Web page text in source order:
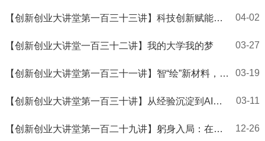
【创新创业大讲堂第一百三十三讲】科技创新赋能，
04-02
【创新创业大讲堂一百三十二讲】我的大学我的梦 03-27
【创新创业大讲堂第一百三十一讲】智“绘”新材料，
03-19
【创新创业大讲堂第一百三十讲】从经验沉淀到AI变
03-11
【创新创业大讲堂第一百二十九讲】躬身入局：在教
12-26